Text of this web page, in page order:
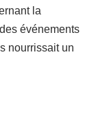
la
événements
nourrissait un